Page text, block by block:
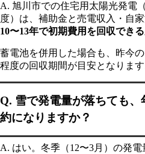
A. 旭川市での住宅用太陽光発電
度）は、補助金と売電収入・自
10〜13年で初期費用を回収でき
蓄電池を併用した場合も、昨今
程度の回収期間が目安となります
Q. 雪で発電量が落ちても
約になりますか？
A. はい。冬季（12〜3月）の発電